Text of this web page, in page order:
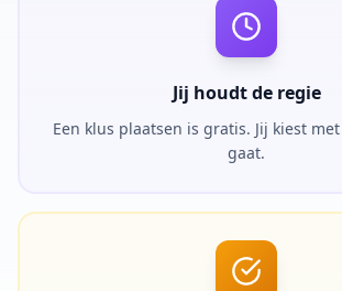
Jij houdt de regie
Een klus plaatsen is gratis. Jij kiest
gaat.